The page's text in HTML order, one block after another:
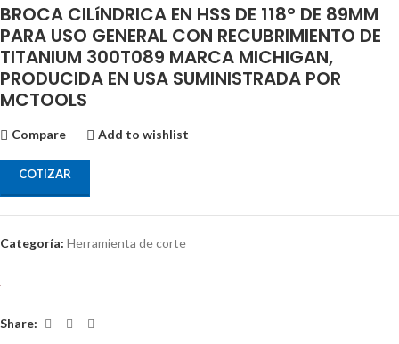
BROCA CILíNDRICA EN HSS DE 118° DE 89MM
PARA USO GENERAL CON RECUBRIMIENTO DE
TITANIUM 300T089 MARCA MICHIGAN,
PRODUCIDA EN USA SUMINISTRADA POR
MCTOOLS
Compare Add to wishlist
COTIZAR
Categoría: Herramienta de corte
Share: